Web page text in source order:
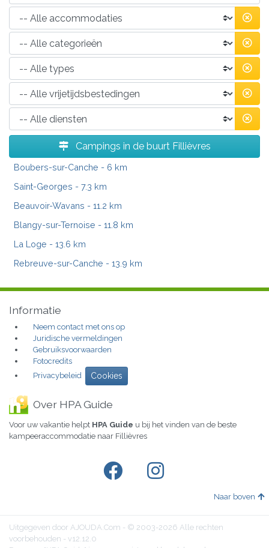
Campings in de buurt Fillièvres
Boubers-sur-Canche - 6 km
Saint-Georges - 7.3 km
Beauvoir-Wavans - 11.2 km
Blangy-sur-Ternoise - 11.8 km
La Loge - 13.6 km
Rebreuve-sur-Canche - 13.9 km
Informatie
Neem contact met ons op
Juridische vermeldingen
Gebruiksvoorwaarden
Fotocredits
Privacybeleid
Cookies
Over HPA Guide
Voor uw vakantie helpt HPA Guide u bij het vinden van de beste
kampeeraccommodatie naar Fillièvres
Naar boven
Uitgegeven door AJOUDA.Com - © 2003-2026 Alle rechten
voorbehouden - v12.12.0